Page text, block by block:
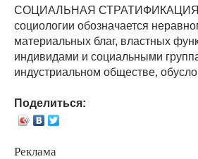
СОЦИАЛЬНАЯ СТРАТИФИКАЦИЯ -
социологии обозначается
материальных благ, властных
индивидами и социальными
индустриальном обществе,
Поделиться:
Реклама